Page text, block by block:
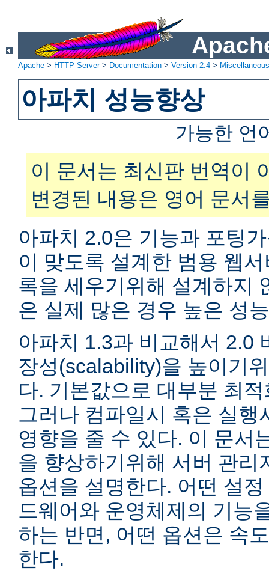
Apache > HTTP Server> Documentation > Version 2.4 >
아파치 성능향상
가능한 언
이 문서는 최신판 번역이
변경된 내용은 영어 문서
아파치 2.0은 기능과 포팅
이 맞도록 설계한 범용 웹
록을 세우기위해 설계하지
은 실제 많은 경우 높은 성
아파치 1.3과 비교해서 2.0
장성(scalability)을 높이기
다. 기본값으로 대부분 최
그러나 컴파일시 혹은 실행
영향을 줄 수 있다. 이 문서
을 향상하기위해 서버 관리
옵션을 설명한다. 어떤 설
드웨어와 운영체제의 기능
하는 반면, 어떤 옵션은 속
한다.